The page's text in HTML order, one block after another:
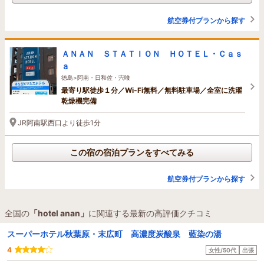
航空券付プランから探す
ＡＮＡＮ ＳＴＡＴＩＯＮ ＨＯＴＥＬ・Ｃａｓ
ａ
徳島>阿南・日和佐・宍喰
最寄り駅徒歩１分／Wi-Fi無料／無料駐車場／全室に洗濯
乾燥機完備
JR阿南駅西口より徒歩1分
この宿の宿泊プランをすべてみる
航空券付プランから探す
全国の 「hotel anan」 に関連する最新の高評価クチコミ
スーパーホテル秋葉原・末広町 高濃度炭酸泉 藍染の湯
4 女性/50代 出張